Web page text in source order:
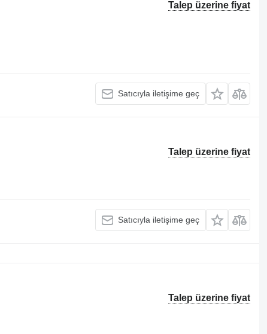
Talep üzerine fiyat
Satıcıyla iletişime geç
Talep üzerine fiyat
Satıcıyla iletişime geç
Talep üzerine fiyat